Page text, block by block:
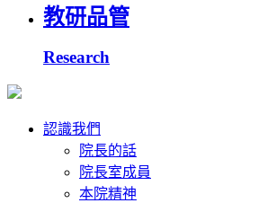
教研品管
Research
認識我們
院長的話
院長室成員
本院精神